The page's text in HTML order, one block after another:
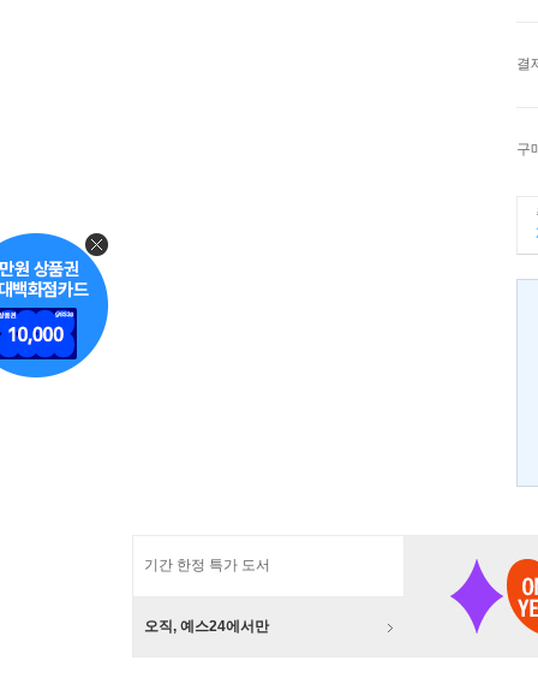
결
구
기간 한정 특가 도서
오직, 예스24에서만